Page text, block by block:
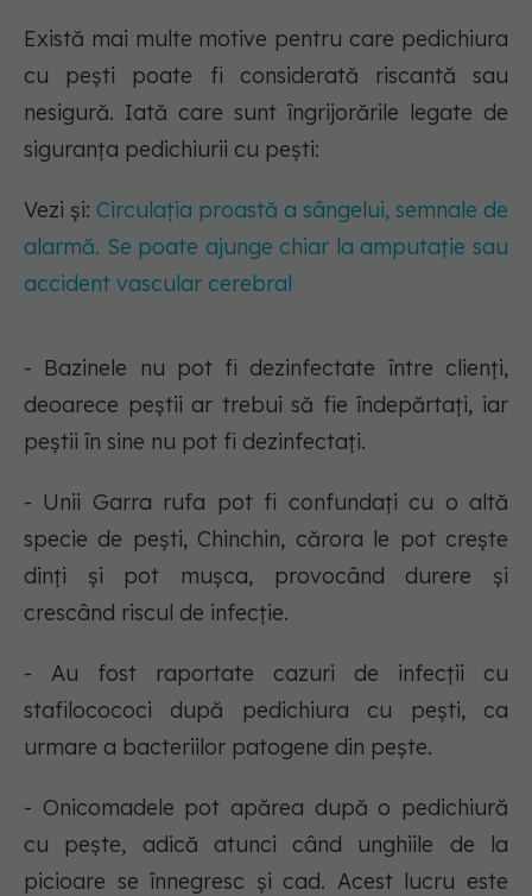
Există mai multe motive pentru care pedichiura
cu pești poate fi considerată riscantă sau
nesigură. Iată care sunt îngrijorările legate de
siguranța pedichiurii cu pești:
Vezi și: Circulația proastă a sângelui, semnale de
alarmă. Se poate ajunge chiar la amputație sau
accident vascular cerebral
- Bazinele nu pot fi dezinfectate între clienți,
deoarece peștii ar trebui să fie îndepărtați, iar
peștii în sine nu pot fi dezinfectați.
- Unii Garra rufa pot fi confundați cu o altă
specie de pești, Chinchin, cărora le pot crește
dinți și pot mușca, provocând durere și
crescând riscul de infecție.
- Au fost raportate cazuri de infecții cu
stafilocococi după pedichiura cu pești, ca
urmare a bacteriilor patogene din pește.
- Onicomadele pot apărea după o pedichiură
cu pește, adică atunci când unghiile de la
picioare se înnegresc și cad. Acest lucru este